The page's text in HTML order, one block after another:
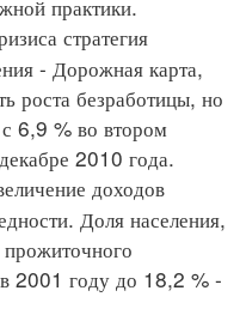
практики.
стратегия
- Дорожная карта,
роста безработицы, но
6,9 % во втором
2010 года.
доходов
Доля населения,
2001 году до 18,2 % -